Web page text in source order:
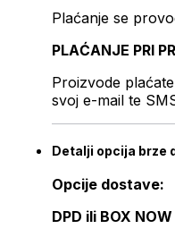
Plaćanje se
PLAĆANJE PRI
Proizvode plaćate
svoj e-mail te
Detalji opcija brze
Opcije dostave:
DPD ili BOX